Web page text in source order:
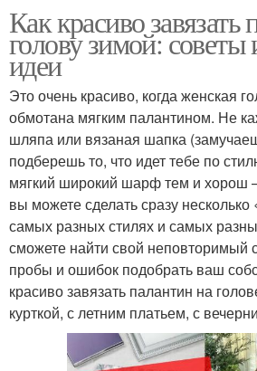
Как красиво завязать
голову зимой:
идеи
Это очень красиво, когда женская
обмотана мягким палантином. Не
шляпа или вязаная шапка
подберешь то, что идет тебе по
мягкий широкий шарф тем и хорош –
вы можете сделать сразу
самых разных стилях и самых
сможете найти свой неповторимый
пробы и ошибок подобрать ваш
красиво завязать палантин на
курткой, с летним платьем, с